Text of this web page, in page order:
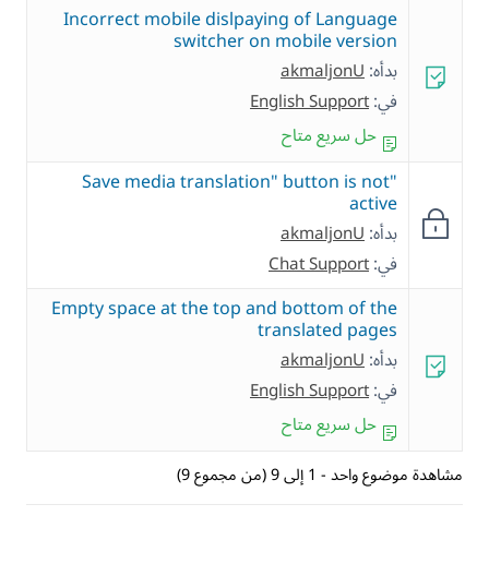
Incorrect mobile dislpaying of Language
switcher on mobile version
بدأه:akmaljonU
في:English Support
حل سريع متاح
"Save media translation" button is not
active
بدأه:akmaljonU
في:Chat Support
Empty space at the top and bottom of the
translated pages
بدأه:akmaljonU
في:English Support
حل سريع متاح
مشاهدة موضوع واحد - 1 إلى 9 (من مجموع 9)